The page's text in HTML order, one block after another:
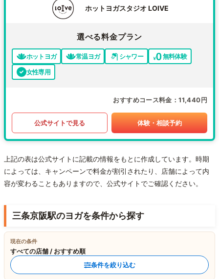
ホットヨガスタジオ LOIVE
選べる料金プラン
ホットヨガ 常温ヨガ シャワー
無料体験
女性専用
おすすめコース料金 11,440円
公式サイトで見る 体験・相談予約
上記の表は公式サイトに記載の情報をもとに作成しています。時期
によっては、キャンペーンで料金が割引されたり、店舗によって内
容が変わることもありますので、公式サイトでご確認ください。
三条京阪駅のヨガを条件から探す
現在の条件
すべての店舗 / おすすめ順
条件を絞り込む